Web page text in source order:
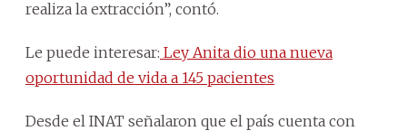
realiza la extracción”, contó.
Le puede interesar: Ley Anita dio una nueva
oportunidad de vida a 145 pacientes
Desde el INAT señalaron que el país cuenta con